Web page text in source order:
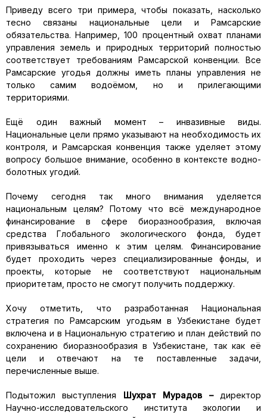
Приведу всего три примера, чтобы показать, насколько
тесно связаны национальные цели и Рамсарские
обязательства. Например, 100 процентный охват планами
управления земель и природных территорий полностью
соответствует требованиям Рамсарской конвенции. Все
Рамсарские угодья должны иметь планы управления не
только самим водоёмом, но и прилегающими
территориями.
Ещё один важный момент – инвазивные виды.
Национальные цели прямо указывают на необходимость их
контроля, и Рамсарская конвенция также уделяет этому
вопросу большое внимание, особенно в контексте водно-
болотных угодий.
Почему сегодня так много внимания уделяется
национальным целям? Потому что всё международное
финансирование в сфере биоразнообразия, включая
средства Глобального экологического фонда, будет
привязываться именно к этим целям. Финансирование
будет проходить через специализированные фонды, и
проекты, которые не соответствуют национальным
приоритетам, просто не смогут получить поддержку.
Хочу отметить, что разработанная Национальная
стратегия по Рамсарским угодьям в Узбекистане будет
включена и в Национальную стратегию и план действий по
сохранению биоразнообразия в Узбекистане, так как её
цели и отвечают на те поставленные задачи,
перечисленные выше.
Подытожил выступления Шухрат Мурадов –директор
Научно-исследовательского института экологии и